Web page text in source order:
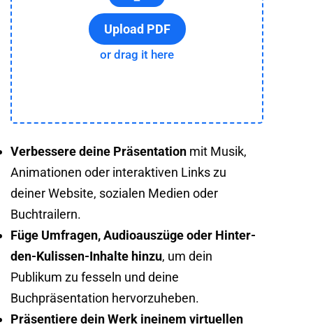
Upload PDF
or drag it here
Verbessere deine Präsentation mit Musik,
Animationen oder interaktiven Links zu
deiner Website, sozialen Medien oder
Buchtrailern.
Füge Umfragen, Audioauszüge oder Hinter-
den-Kulissen-Inhalte hinzu, um dein
Publikum zu fesseln und deine
Buchpräsentation hervorzuheben.
Präsentiere dein Werk ineinem virtuellen